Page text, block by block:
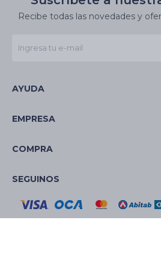
Recibe todas las novedades y
AYUDA
EMPRESA
COMPRA
SEGUINOS